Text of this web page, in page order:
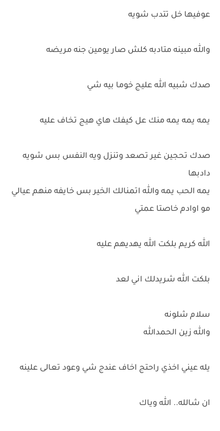
عوفيها خل تتدب شويه
والله مبينه متادبه كلش صار يومين جنه مريضه
صدك شبيه الله عليج خوما بيه شي
يمه يمه يمه منك عل كيفك هاي هيج تخاف عليه
صدك تحجين غير تصعد وتنزل ويه النفس بس شويه
دادبها
يمه الحب يمه والله اتمنالك الخير بس خايفه منهم عيالي
مو اوادم خاصتا عمتي
الله كريم بلكت الله يهديهم عليه
بلكت الله شريدلك اني لعد
سلام شلونه
والله زين الحمدالله
يله عيني اخذي راحتج اخاف عندج شي وعود تعالى علينه
ان شالله.. الله وياك